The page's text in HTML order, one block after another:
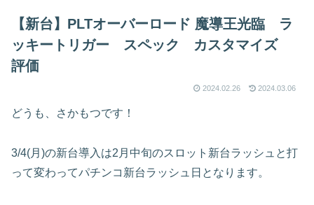
【新台】PLTオーバーロード 魔導王光臨 ラ
ッキートリガー スペック カスタマイズ
評価
2024.02.26 2024.03.06
どうも、さかもつです！
3/4(月)の新台導入は2月中旬のスロット新台ラッシュと打
って変わってパチンコ新台ラッシュ日となります。